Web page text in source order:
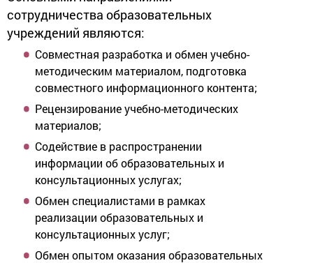
сотрудничества образовательных
учреждений являются:
Совместная разработка и обмен учебно-
методическим материалом, подготовка
совместного информационного контента;
Рецензирование учебно-методических
материалов;
Содействие в распространении
информации об образовательных и
консультационных услугах;
Обмен специалистами в рамках
реализации образовательных и
консультационных услуг;
Обмен опытом оказания образовательных